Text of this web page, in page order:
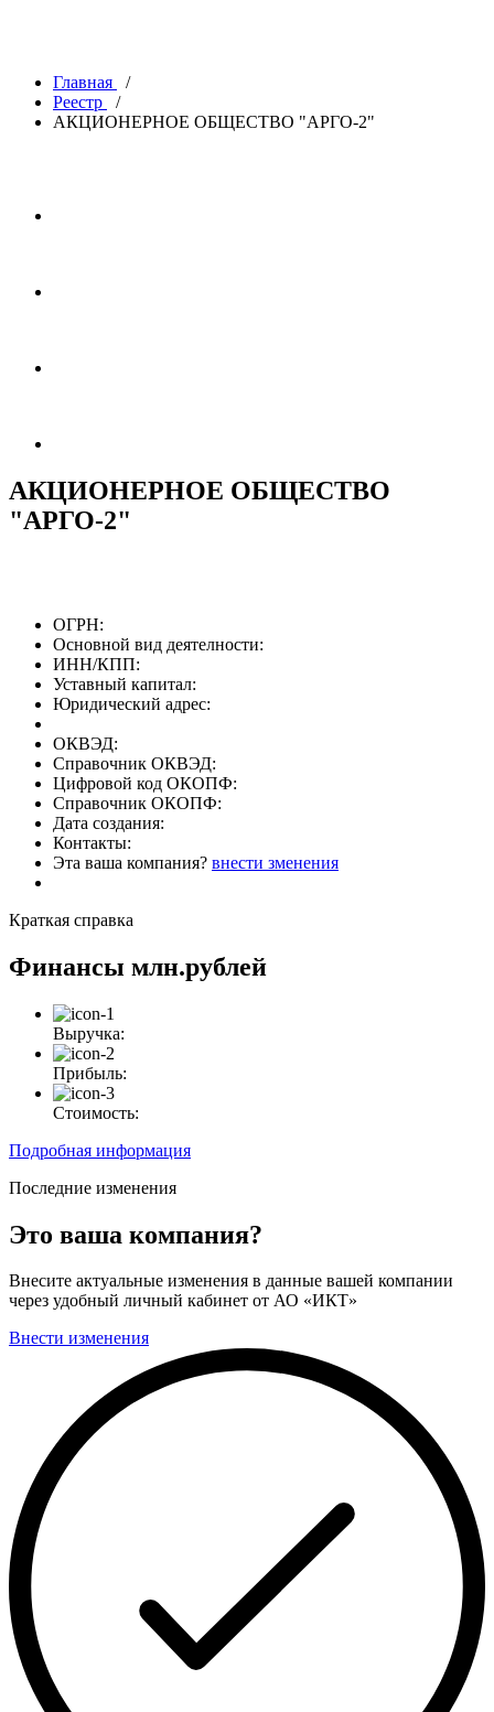
Главная
/
Реестр
/
АКЦИОНЕРНОЕ ОБЩЕСТВО "АРГО-2"
АКЦИОНЕРНОЕ ОБЩЕСТВО
"АРГО-2"
ОГРН:
Основной вид деятелности:
ИНН/КПП:
Уставный капитал:
Юридический адрес:
ОКВЭД:
Справочник ОКВЭД:
Цифровой код ОКОПФ:
Справочник ОКОПФ:
Дата создания:
Контакты:
Эта ваша компания? внести зменения
Краткая справка
Финансы млн.рублей
Выручка:
Прибыль:
Стоимость:
Подробная информация
Последние изменения
Это ваша компания?
Внесите актуальные изменения в данные вашей компании
через удобный личный кабинет от АО «ИКТ»
Внести изменения